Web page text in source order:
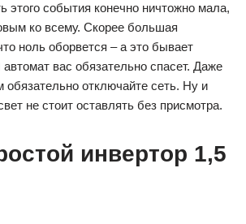
этого события конечно ничтожно мала,
ко всему. Скорее большая
ноль оборвется – а это бывает
вас обязательно спасет. Даже
обязательно отключайте сеть. Ну и
не стоит оставлять без присмотра.
инвертор 1,5